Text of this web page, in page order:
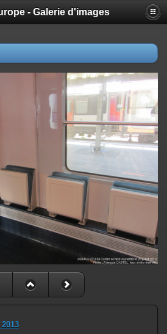
- Galerie d'images